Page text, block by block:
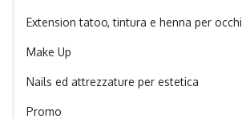
Extension tatoo, tintura e henna per occhi
Make Up
Nails ed attrezzature per estetica
Promo